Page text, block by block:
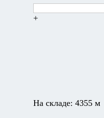
+
На складе: 4355 м